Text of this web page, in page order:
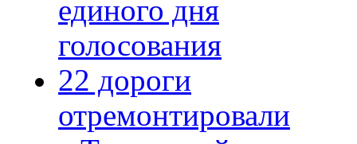
единого дня
голосования
22 дороги
отремонтировали